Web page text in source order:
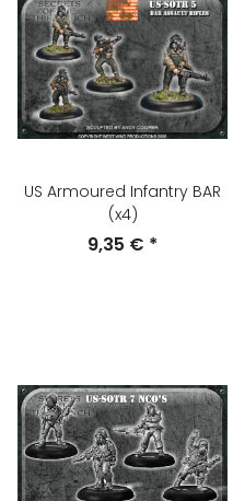
US Armoured Infantry BAR
(x4)
9,35 € *